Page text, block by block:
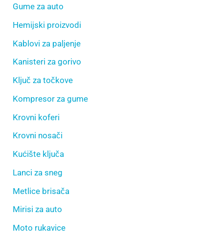
Gume za auto
Hemijski proizvodi
Kablovi za paljenje
Kanisteri za gorivo
Ključ za točkove
Kompresor za gume
Krovni koferi
Krovni nosači
Kućište ključa
Lanci za sneg
Metlice brisača
Mirisi za auto
Moto rukavice